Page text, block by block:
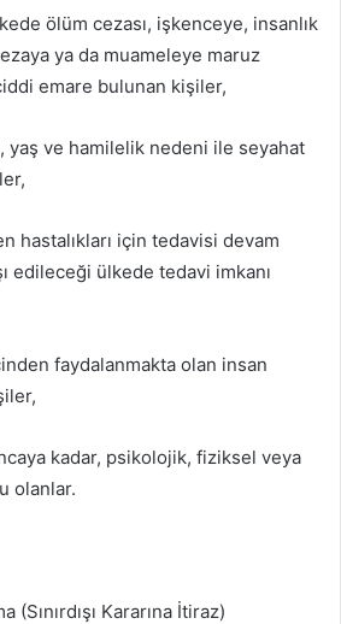
ölüm cezası, işkenceye, insanlık
ya da muameleye maruz
emare bulunan kişiler,
yaş ve hamilelik nedeni ile seyahat
hastalıkları için tedavisi devam
edileceği ülkede tedavi imkanı
faydalanmakta olan insan
kadar, psikolojik, fiziksel veya
olanlar.
(Sınırdışı Kararına İtiraz)